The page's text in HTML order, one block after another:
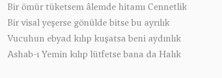
Bir ömür tüketsem âlemde hitamı Cennetlik
Bir visal yeşerse gönülde bitse bu ayrılık
Vucuhun ebyad kılıp kuşatsa beni aydınlık
Ashab-ı Yemin kılıp lütfetse bana da Halık